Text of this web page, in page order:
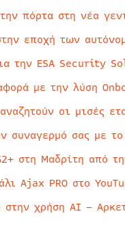
πόρτα στη νέα
εποχή των
την ESA Security
με την λύση
οι μισές
σας με το
στη Μαδρίτη από
Ajax PRO στο
χρήση AI –